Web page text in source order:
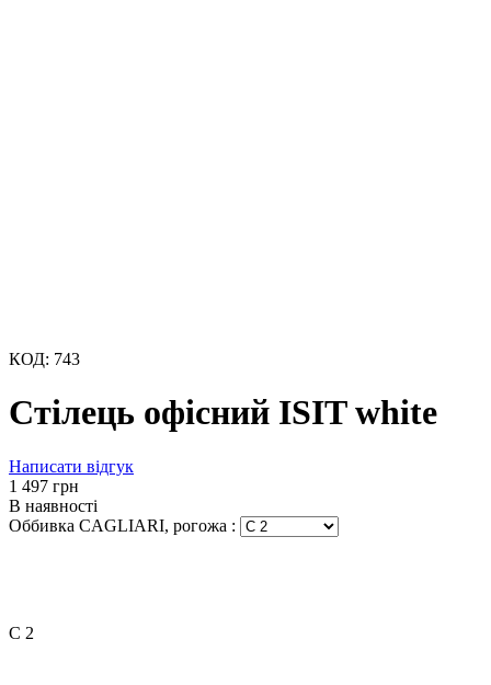
КОД: 743
Стілець офісний ISIT white
Написати відгук
‍1 497‍ грн
В наявності
Оббивка CAGLIARI, рогожа :
C 2